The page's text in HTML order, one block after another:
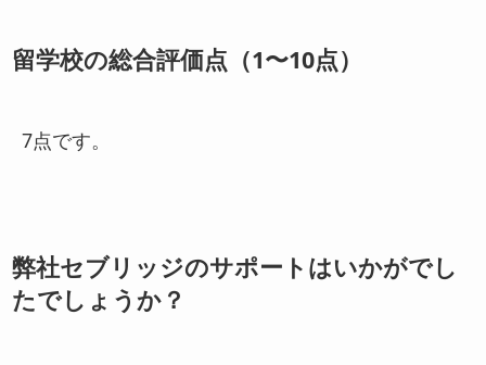
留学校の総合評価点（1〜10点）
7点です。
弊社セブリッジのサポートはいかがでし
たでしょうか？